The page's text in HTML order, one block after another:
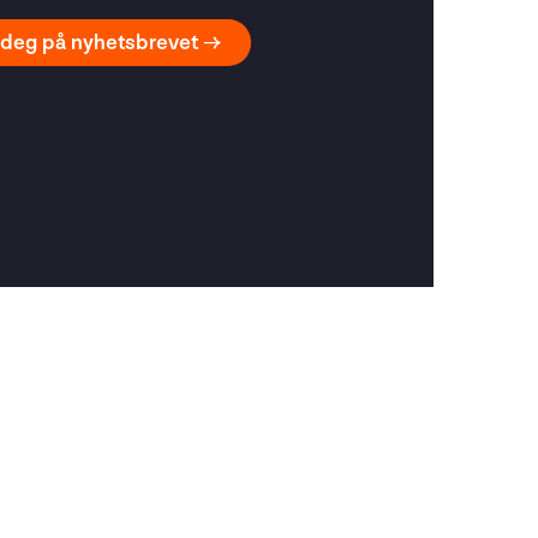
på nyhetsbrevet →